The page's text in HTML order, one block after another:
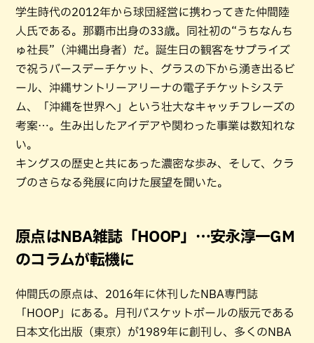
学生時代の2012年から球団経営に携わってきた仲間陸
人氏である。那覇市出身の33歳。同社初の“うちなんち
ゅ社長”（沖縄出身者）だ。誕生日の観客をサプライズ
で祝うバースデーチケット、グラスの下から湧き出るビ
ール、沖縄サントリーアリーナの電子チケットシステ
ム、「沖縄を世界へ」という壮大なキャッチフレーズの
考案…。生み出したアイデアや関わった事業は数知れな
い。
キングスの歴史と共にあった濃密な歩み、そして、クラ
ブのさらなる発展に向けた展望を聞いた。
原点はNBA雑誌「HOOP」…安永淳一GM
のコラムが転機に
仲間氏の原点は、2016年に休刊したNBA専門誌
「HOOP」にある。月刊バスケットボールの版元である
日本文化出版（東京）が1989年に創刊し、多くのNBA